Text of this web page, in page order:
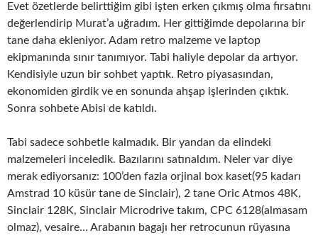
Evet özetlerde belirttiğim gibi işten erken çıkmış olma fırsatını
değerlendirip Murat’a uğradım. Her gittiğimde depolarına bir
tane daha ekleniyor. Adam retro malzeme ve laptop
ekipmanında sınır tanımıyor. Tabi haliyle depolar da artıyor.
Kendisiyle uzun bir sohbet yaptık. Retro piyasasından,
ekonomiden girdik ve en sonunda ahşap işlerinden çıktık.
Sonra sohbete Abisi de katıldı.
Tabi sadece sohbetle kalmadık. Bir yandan da elindeki
malzemeleri inceledik. Bazılarını satınaldım. Neler var diye
merak ediyorsanız: 100’den fazla orjinal box kaset(95 kadarı
Amstrad 10 küsür tane de Sinclair), 2 tane Oric Atmos 48K,
Sinclair 128K, Sinclair Microdrive takım, CPC 6128(almasam
olmaz), vesaire… Arabanın bagajı her retrocunun rüyasına